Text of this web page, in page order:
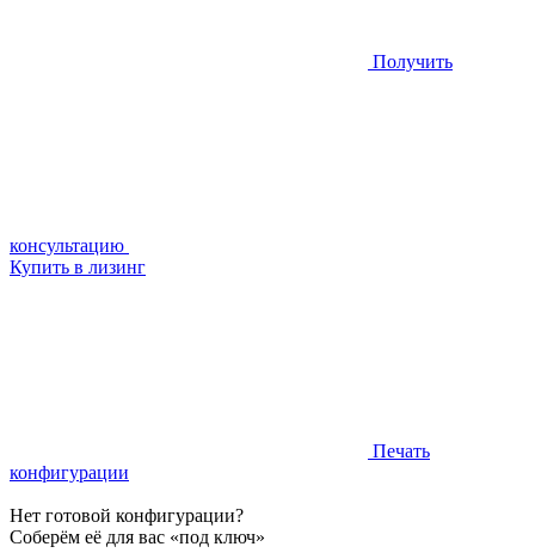
Получить
консультацию
Купить в лизинг
Печать
конфигурации
Нет готовой конфигурации?
Соберём её для вас «под ключ»